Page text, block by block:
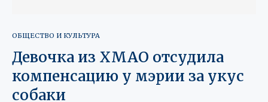
ОБЩЕСТВО И КУЛЬТУРА
Девочка из ХМАО отсудила
компенсацию у мэрии за укус
собаки